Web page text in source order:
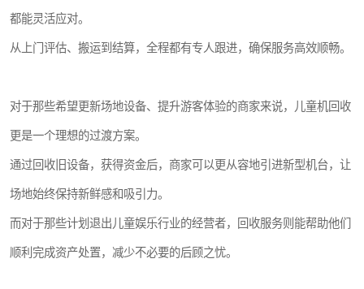
都能灵活应对。
从上门评估、搬运到结算，全程都有专人跟进，确保服务高效顺畅。
对于那些希望更新场地设备、提升游客体验的商家来说，儿童机回收
更是一个理想的过渡方案。
通过回收旧设备，获得资金后，商家可以更从容地引进新型机台，让
场地始终保持新鲜感和吸引力。
而对于那些计划退出儿童娱乐行业的经营者，回收服务则能帮助他们
顺利完成资产处置，减少不必要的后顾之忧。